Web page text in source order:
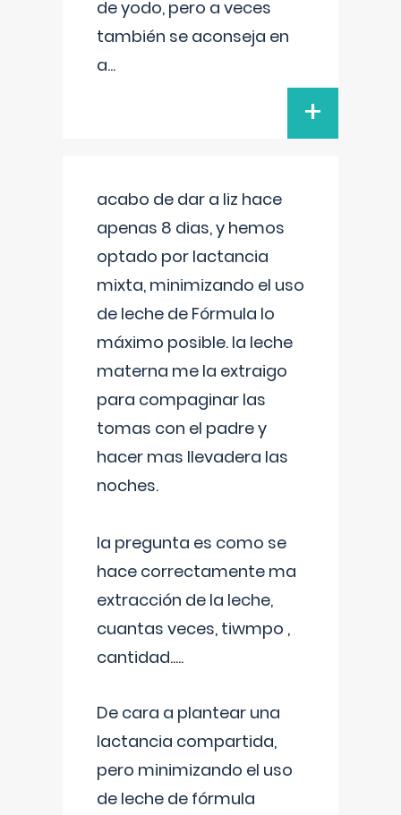
de yodo, pero a veces
también se aconseja en
a...
+
acabo de dar a liz hace
apenas 8 dias, y hemos
optado por lactancia
mixta, minimizando el uso
de leche de Fórmula lo
máximo posible. la leche
materna me la extraigo
para compaginar las
tomas con el padre y
hacer mas llevadera las
noches.
la pregunta es como se
hace correctamente ma
extracción de la leche,
cuantas veces, tiwmpo ,
cantidad.....
De cara a plantear una
lactancia compartida,
pero minimizando el uso
de leche de fórmula